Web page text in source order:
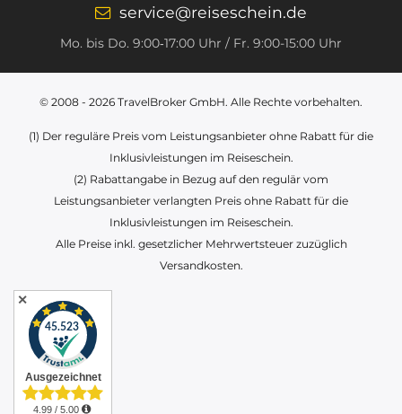
service@reiseschein.de
Mo. bis Do. 9:00‑17:00 Uhr / Fr. 9:00-15:00 Uhr
© 2008 - 2026 TravelBroker GmbH. Alle Rechte vorbehalten.
(1) Der reguläre Preis vom Leistungsanbieter ohne Rabatt für die
Inklusivleistungen im Reiseschein.
(2) Rabattangabe in Bezug auf den regulär vom
Leistungsanbieter verlangten Preis ohne Rabatt für die
Inklusivleistungen im Reiseschein.
Alle Preise inkl. gesetzlicher Mehrwertsteuer zuzüglich
Versandkosten.
✕